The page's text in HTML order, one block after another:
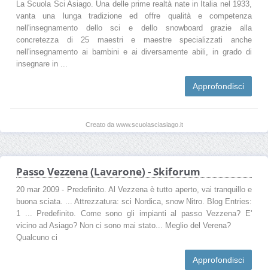
La Scuola Sci Asiago. Una delle prime realtà nate in Italia nel 1933,
vanta una lunga tradizione ed offre qualità e competenza
nell'insegnamento dello sci e dello snowboard grazie alla
concretezza di 25 maestri e maestre specializzati anche
nell'insegnamento ai bambini e ai diversamente abili, in grado di
insegnare in ...
Approfondisci
Creato da www.scuolasciasiago.it
Passo Vezzena (Lavarone) - Skiforum
20 mar 2009 - Predefinito. Al Vezzena è tutto aperto, vai tranquillo e
buona sciata. ... Attrezzatura: sci Nordica, snow Nitro. Blog Entries:
1 ... Predefinito. Come sono gli impianti al passo Vezzena? E'
vicino ad Asiago? Non ci sono mai stato... Meglio del Verena?
Qualcuno ci
Approfondisci